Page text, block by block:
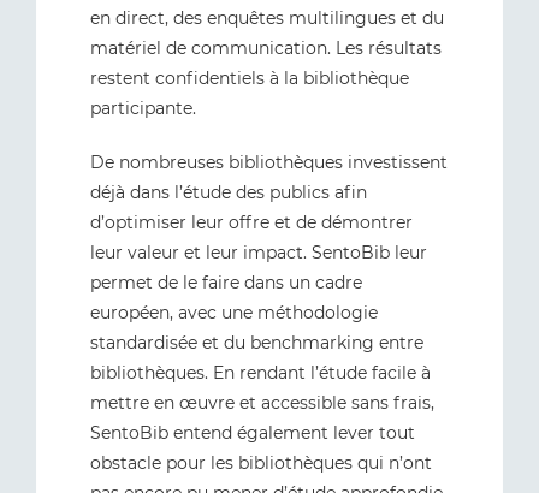
en direct, des enquêtes multilingues et du
matériel de communication. Les résultats
restent confidentiels à la bibliothèque
participante.
De nombreuses bibliothèques investissent
déjà dans l’étude des publics afin
d’optimiser leur offre et de démontrer
leur valeur et leur impact. SentoBib leur
permet de le faire dans un cadre
européen, avec une méthodologie
standardisée et du benchmarking entre
bibliothèques. En rendant l’étude facile à
mettre en œuvre et accessible sans frais,
SentoBib entend également lever tout
obstacle pour les bibliothèques qui n’ont